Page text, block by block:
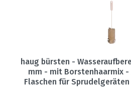
haug bürsten -
mm - mit Borstenhaarmix -
Flaschen für